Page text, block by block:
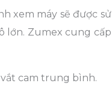
xem máy sẽ được sử
lớn. Zumex cung cấp
cam trung bình.